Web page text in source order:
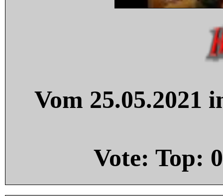
Vom 25.05.2021
Vote: Top: 0